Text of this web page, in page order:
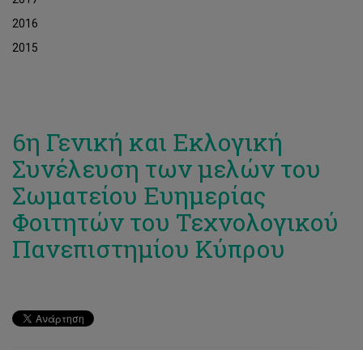
2016
2015
6η Γενική και Εκλογική
Συνέλευση των μελών του
Σωματείου Ευημερίας
Φοιτητών του Τεχνολογικού
Πανεπιστημίου Κύπρου